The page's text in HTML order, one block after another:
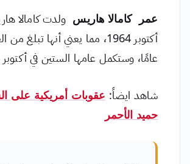
عمر كامالا هاريس
عامًا، وستكمل عامها الستين في أكتوبر 2024.
شاهد ايضاً: عقوبات أمريكية على
حميد الأحمر